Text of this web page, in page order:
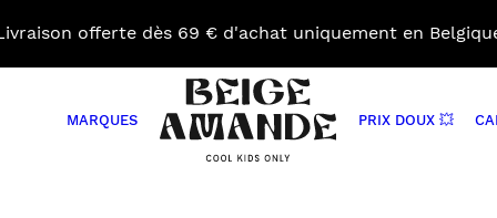
offerte dès 69 € d'achat uniquement en
MARQUES PRIX DOUX 💥